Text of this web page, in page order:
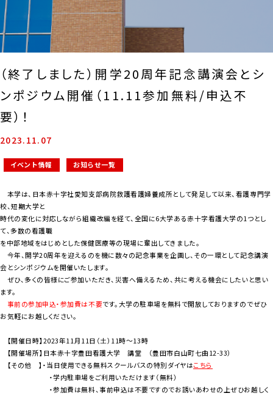
（終了しました）開学20周年記念講演会とシ
ンポジウム開催（11.11参加無料/申込不
要）！
2023.11.07
イベント情報 お知らせ一覧
本学は、日本赤十字社愛知支部病院救護看護婦養成所として発足して以来、看護専門学
校、短期大学と
時代の変化に対応しながら組織改編を経て、全国に6大学ある赤十字看護大学の1つとし
て、多数の看護職
を中部地域をはじめとした保健医療等の現場に輩出してきました。
今年、開学20周年を迎えるのを機に数々の記念事業を企画し、その一環として記念講演
会とシンポジウムを開催いたします。
ぜひ、多くの皆様にご参加いただき、災害へ備えるため、共に考える機会にしたいと思い
ます。
事前の参加申込・参加費は不要です。大学の駐車場を無料で開放しておりますのでぜひ
お気軽にお越しください。
【開催日時】2023年11月11日（土）11時～13時
【開催場所】日本赤十字豊田看護大学 講堂 （豊田市白山町七曲12-33）
【その他 】・当日使用できる無料スクールバスの特別ダイヤはこちら
・学内駐車場をご利用いただけます（無料）
・参加費は無料、事前申込は不要ですのでお誘いあわせの上ぜひお越しく